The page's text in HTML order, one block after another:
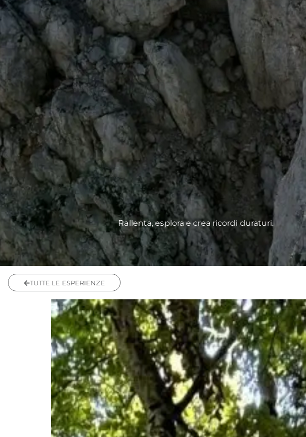
Rallenta, esplora e crea ricordi duraturi.
TUTTE LE ESPERIENZE